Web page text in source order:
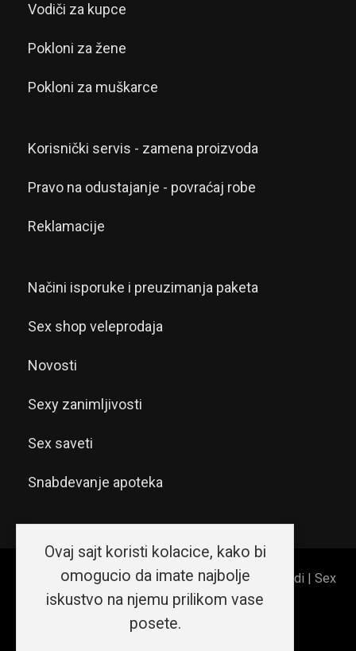
Vodiči za kupce
Pokloni za žene
Pokloni za muškarce
Korisnički servis - zamena proizvoda
Pravo na odustajanje - povraćaj robe
Reklamacije
Načini isporuke i preuzimanja paketa
Sex shop veleprodaja
Novosti
Sexy zanimljivosti
Sex saveti
Snabdevanje apoteka
© 2026 Sex shop Beograd | Erotic shop Srećni ljudi | Sex
shop Srbija. Sva prava zadržana.
Ovaj sajt koristi kolacice, kako bi
omogucio da imate najbolje
iskustvo na njemu prilikom vase
posete.